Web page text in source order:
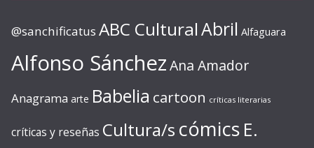
@sanchificatus ABC CulturalAbril Alfaguara
Alfonso SánchezAna Amador
Anagrama arte Babelia cartoon críticas literarias
críticas y reseñas Cultura/s cómics E.